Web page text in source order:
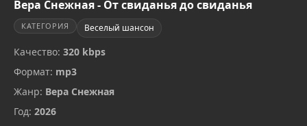
Вера Снежная - От свиданья до свиданья
КАТЕГОРИЯ Веселый шансон
Качество: 320 kbps
Формат: mp3
Жанр: Вера Снежная
Год: 2026